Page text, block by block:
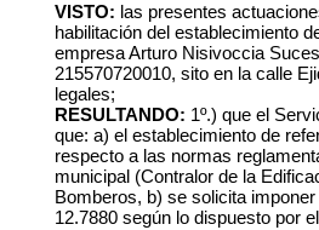
VISTO: las presentes
habilitación del establecimiento
empresa Arturo Nisivoccia
215570720010, sito en la calle
legales;
RESULTANDO: 1º.) que el
que: a) el establecimiento de
respecto a las normas
municipal (Contralor de la
Bomberos, b) se solicita
12.7880 según lo dispuesto por